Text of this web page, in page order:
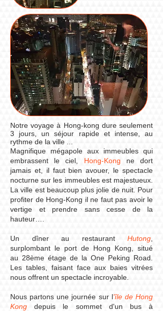
Notre voyage à Hong-kong dure seulement
3 jours, un séjour rapide et intense, au
rythme de la ville ...
Magnifique mégapole aux immeubles qui
embrassent le ciel, Hong-Kong ne dort
jamais et, il faut bien avouer, le spectacle
nocturne sur les immeubles est majestueux.
La ville est beaucoup plus jolie de nuit. Pour
profiter de Hong-Kong il ne faut pas avoir le
vertige et prendre sans cesse de la
hauteur….
Un dîner au restaurant Hutong
surplombant le port de Hong Kong, situé
au 28ème étage de la One Peking Road.
Les tables, faisant face aux baies vitrées
nous offrent un spectacle incroyable.
Nous partons une journée sur l'île de Hong
Kong depuis le sommet d'un bus à